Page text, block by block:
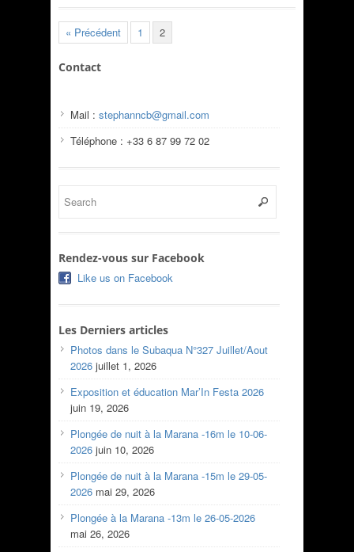
« Précédent 1 2
Contact
Mail : stephanncb@gmail.com
Téléphone : +33 6 87 99 72 02
Rendez-vous sur Facebook
Like us on Facebook
Les Derniers articles
Photos dans le Subaqua N°327 Juillet/Aout
2026 juillet 1, 2026
Exposition et éducation Mar’In Festa 2026
juin 19, 2026
Plongée de nuit à la Marana -16m le 10-06-
2026 juin 10, 2026
Plongée de nuit à la Marana -15m le 29-05-
2026 mai 29, 2026
Plongée à la Marana -13m le 26-05-2026
mai 26, 2026